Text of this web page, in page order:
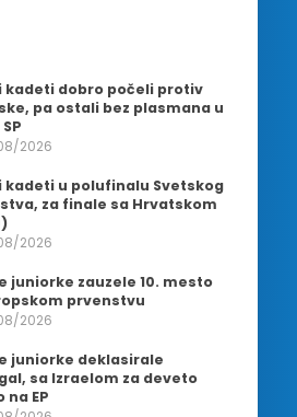
kadeti dobro počeli protiv
pa ostali bez plasmana u
2026
kadeti u polufinalu Svetskog
za finale sa Hrvatskom
2026
juniorke zauzele 10. mesto
prvenstvu
2026
juniorke deklasirale
sa Izraelom za deveto
na EP